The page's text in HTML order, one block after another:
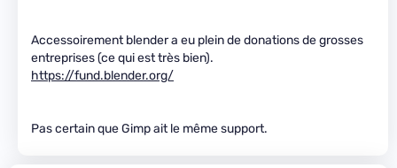
Accessoirement blender a eu plein de donations de grosses
entreprises (ce qui est très bien).
https://fund.blender.org/
Pas certain que Gimp ait le même support.